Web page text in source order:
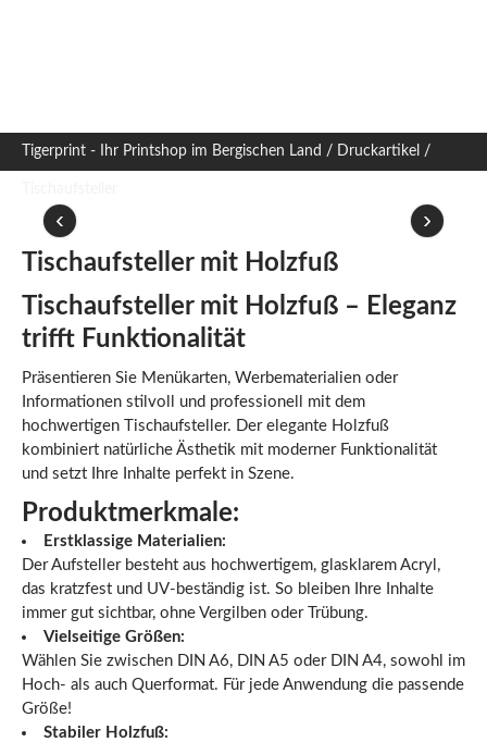
Tigerprint - Ihr Printshop im Bergischen Land / Druckartikel /
‹ ›
Tischaufsteller mit Holzfuß
Tischaufsteller mit Holzfuß – Eleganz
trifft Funktionalität
Präsentieren Sie Menükarten, Werbematerialien oder
Informationen stilvoll und professionell mit dem
hochwertigen Tischaufsteller. Der elegante Holzfuß
kombiniert natürliche Ästhetik mit moderner Funktionalität
und setzt Ihre Inhalte perfekt in Szene.
Produktmerkmale:
Erstklassige Materialien:
Der Aufsteller besteht aus hochwertigem, glasklarem Acryl,
das kratzfest und UV-beständig ist. So bleiben Ihre Inhalte
immer gut sichtbar, ohne Vergilben oder Trübung.
Vielseitige Größen:
Wählen Sie zwischen DIN A6, DIN A5 oder DIN A4, sowohl im
Hoch- als auch Querformat. Für jede Anwendung die passende
Größe!
Stabiler Holzfuß: